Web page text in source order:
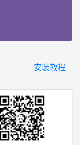
安装教程